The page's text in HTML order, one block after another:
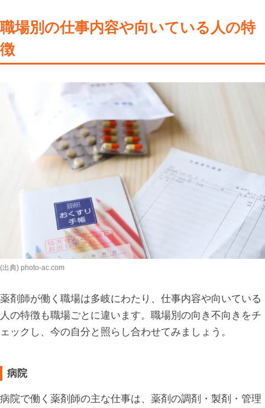
職場別の仕事内容や向いている人の特
徴
(出典) photo-ac.com
薬剤師が働く職場は多岐にわたり、仕事内容や向いている
人の特徴も職場ごとに違います。職場別の向き不向きをチ
ェックし、今の自分と照らし合わせてみましょう。
病院
病院で働く薬剤師の主な仕事は、薬剤の調剤・製剤・管理